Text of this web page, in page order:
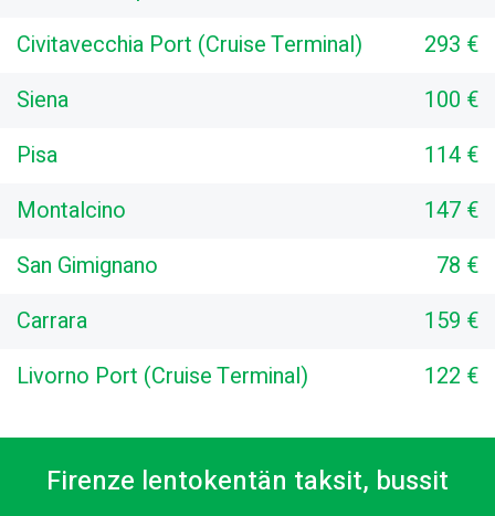
Civitavecchia Port (Cruise Terminal)
293 €
Siena
100 €
Pisa
114 €
Montalcino
147 €
San Gimignano
78 €
Carrara
159 €
Livorno Port (Cruise Terminal)
122 €
Firenze lentokentän taksit, bussit